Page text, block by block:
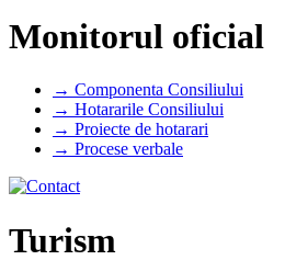
Monitorul oficial
→ Componenta Consiliului
→ Hotararile Consiliului
→ Proiecte de hotarari
→ Procese verbale
Turism